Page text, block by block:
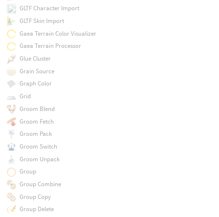
GLTF Character Import
GLTF Skin Import
Gaea Terrain Color Visualizer
Gaea Terrain Processor
Glue Cluster
Grain Source
Graph Color
Grid
Groom Blend
Groom Fetch
Groom Pack
Groom Switch
Groom Unpack
Group
Group Combine
Group Copy
Group Delete